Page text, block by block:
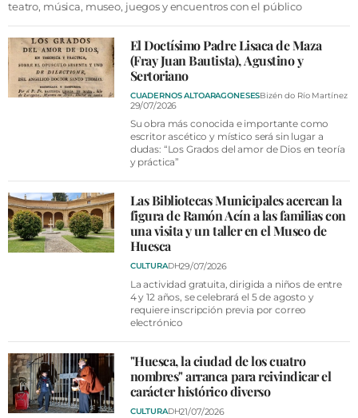
FIESTAS DE SAN LORENZO
AGENDA
CARTELERA
CLUB DEL AMIGO MILITANTE
teatro, música, museo, juegos y encuentros con el público
El Doctísimo Padre Lisaca de Maza
(Fray Juan Bautista), Agustino y
Sertoriano
CUADERNOS ALTOARAGONESESBizén do Río Martínez
29/07/2026
Su obra más conocida e importante como
escritor ascético y místico será sin lugar a
dudas: “Los Grados del amor de Dios en teoría
y práctica”
Las Bibliotecas Municipales acercan la
figura de Ramón Acín a las familias con
una visita y un taller en el Museo de
Huesca
CULTURADH29/07/2026
La actividad gratuita, dirigida a niños de entre
4 y 12 años, se celebrará el 5 de agosto y
requiere inscripción previa por correo
electrónico
"Huesca, la ciudad de los cuatro
nombres" arranca para reivindicar el
carácter histórico diverso
CULTURADH21/07/2026